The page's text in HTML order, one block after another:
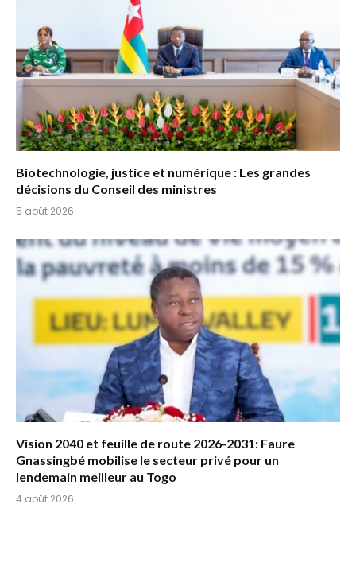
Biotechnologie, justice et numérique : Les grandes
décisions du Conseil des ministres
5 août 2026
Vision 2040 et feuille de route 2026-2031: Faure
Gnassingbé mobilise le secteur privé pour un
lendemain meilleur au Togo
4 août 2026